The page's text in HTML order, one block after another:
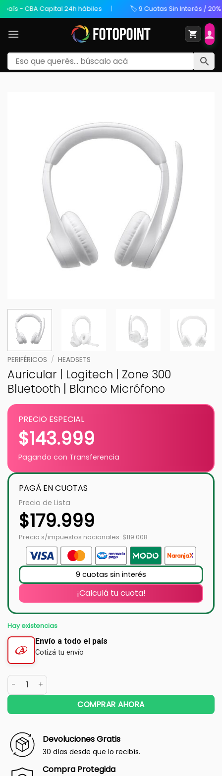
CBA Capital 24h hábiles 🏷️ 9 Cuotas Sin Interés / 20% OFF
PERIFÉRICOS / HEADSETS
Auricular | Logitech | Zone 300
Bluetooth | Blanco Micrófono
PRECIO ESPECIAL
$143.999
Pagando con Transferencia
PAGÁ EN CUOTAS
Precio de Lista
$179.999
Precio s/impuestos nacionales: $119.008
9 cuotas sin interés
¡Calculá tu cuota!
Hay existencias
Envío a todo el país
Cotizá tu envío
COMPRAR AHORA
Devoluciones Gratis
30 días desde que lo recibís.
Compra Protegida